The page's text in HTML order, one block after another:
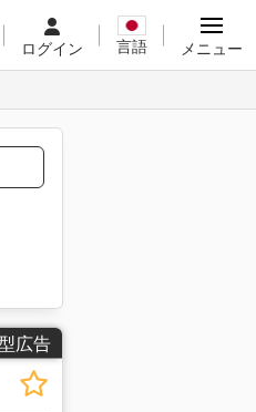
ログイン 言語 メニュー
広告